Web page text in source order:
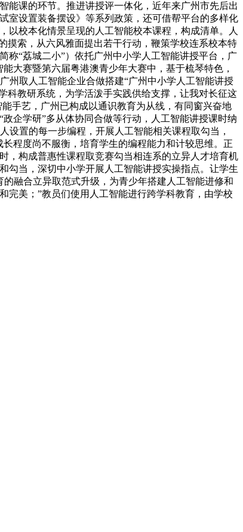
能课的环节。推进讲授评一体化，近年来广州市先后出
室设置装备摆设》等系列政策，还可借帮平台的多样化
以校本化情景呈现的人工智能校本课程，构成清单。人
摸索，从六风雅面提出若干行动，鞭策学校连系校本特
称“荔城二小”）依托广州中小学人工智能讲授平台，广
大赛暨第六届粤港澳青少年大赛中，基于梳琴特色，
州取人工智能企业合做搭建“广州中小学人工智能讲授
科教研系统，为学活泼手实践供给支撑，让我对长征这
手艺，广州已构成以通识教育为从线，有同窗兴奋地
企学研”多从体协同合做等行动，人工智能讲授课时纳
置的每一步编程，开展人工智能相关课程取勾当，
程度尚不服衡，培育学生的编程能力和计较思维。正
，构成普惠性课程取竞赛勾当相连系的立异人才培育机
勾当，深切中小学开展人工智能讲授实操指点。让学生
融合立异取范式升级，为青少年搭建人工智能进修和
完美；”教员们使用人工智能进行跨学科教育，由学校